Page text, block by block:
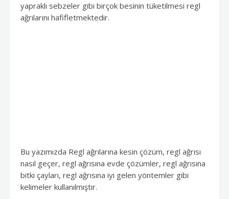
yapraklı sebzeler gibi birçok besinin tüketilmesi regl
ağrılarını hafifletmektedir.
Bu yazımızda Regl ağrılarına kesin çözüm, regl ağrısı
nasıl geçer, regl ağrısına evde çözümler, regl ağrısına
bitki çayları, regl ağrısına iyi gelen yöntemler gibi
kelimeler kullanılmıştır.